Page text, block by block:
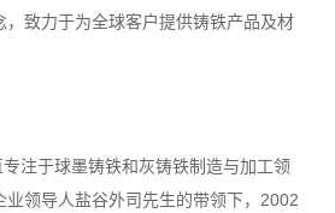
，致力于为全球客户提供铸铁产品及材
注于球墨铸铁和灰铸铁制造与加工领
业领导人盐谷外司先生的带领下，2002